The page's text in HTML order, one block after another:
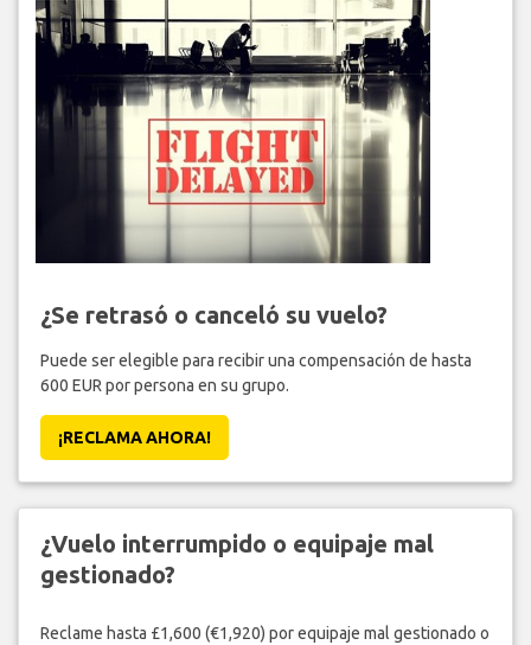
¿Se retrasó o canceló su vuelo?
Puede ser elegible para recibir una compensación de hasta
600 EUR por persona en su grupo.
¡RECLAMA AHORA!
¿Vuelo interrumpido o equipaje mal
gestionado?
Reclame hasta £1,600 (€1,920) por equipaje mal gestionado o